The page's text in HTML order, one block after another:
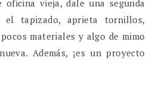
vieja, dale una segunda
el tapizado, aprieta tornillos,
materiales y algo de mimo
Además, ¡es un proyecto